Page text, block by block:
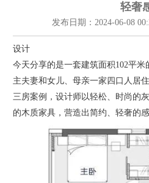
轻奢
发布日期：2024-06-08
设计
今天分享的是一套建筑面积102平
主夫妻和女儿、母亲一家四口人居
三房案例，设计师以轻松、时尚的
的木质家具，营造出简约、轻奢的感